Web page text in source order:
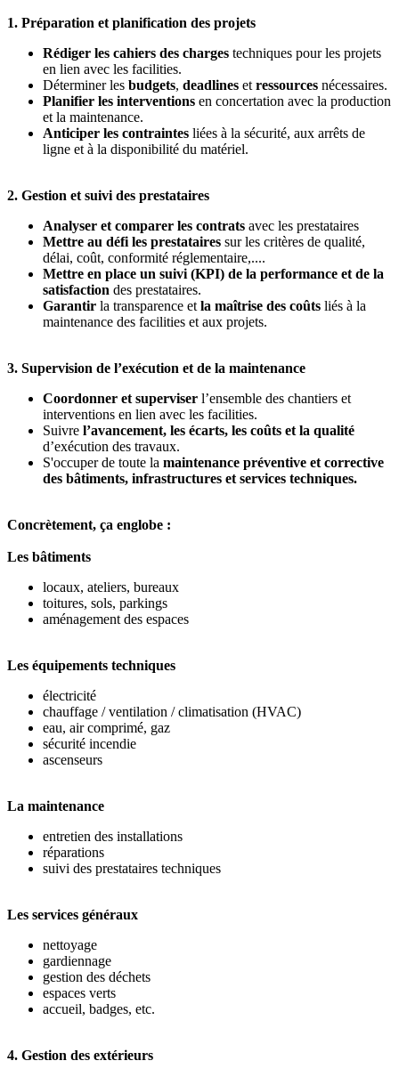
1. Préparation et planification des projets
Rédiger les cahiers des charges techniques pour les projets
en lien avec les facilities.
Déterminer les budgets, deadlines et ressources nécessaires.
Planifier les interventions en concertation avec la production
et la maintenance.
Anticiper les contraintes liées à la sécurité, aux arrêts de
ligne et à la disponibilité du matériel.
2. Gestion et suivi des prestataires
Analyser et comparer les contrats avec les prestataires
Mettre au défi les prestataires sur les critères de qualité,
délai, coût, conformité réglementaire,....
Mettre en place un suivi (KPI) de la performance et de la
satisfaction des prestataires.
Garantir la transparence et la maîtrise des coûts liés à la
maintenance des facilities et aux projets.
3. Supervision de l’exécution et de la maintenance
Coordonner et superviser l’ensemble des chantiers et
interventions en lien avec les facilities.
Suivre l’avancement, les écarts, les coûts et la qualité
d’exécution des travaux.
S'occuper de toute la maintenance préventive et corrective
des bâtiments, infrastructures et services techniques.
Concrètement, ça englobe :
Les bâtiments
locaux, ateliers, bureaux
toitures, sols, parkings
aménagement des espaces
Les équipements techniques
électricité
chauffage / ventilation / climatisation (HVAC)
eau, air comprimé, gaz
sécurité incendie
ascenseurs
La maintenance
entretien des installations
réparations
suivi des prestataires techniques
Les services généraux
nettoyage
gardiennage
gestion des déchets
espaces verts
accueil, badges, etc.
4. Gestion des extérieurs